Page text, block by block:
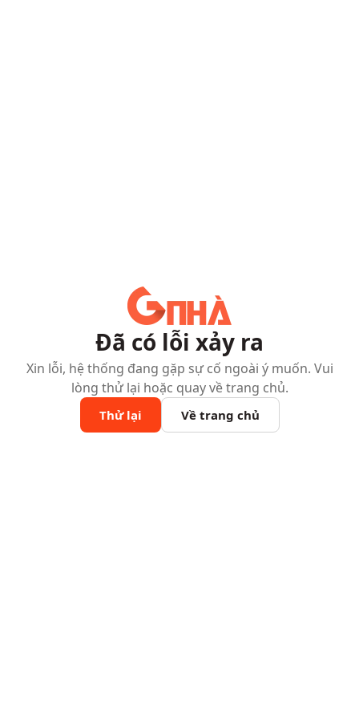
Đã có lỗi xảy ra
Xin lỗi, hệ thống đang gặp sự cố ngoài ý muốn. Vui
lòng thử lại hoặc quay về trang chủ.
Thử lại Về trang chủ